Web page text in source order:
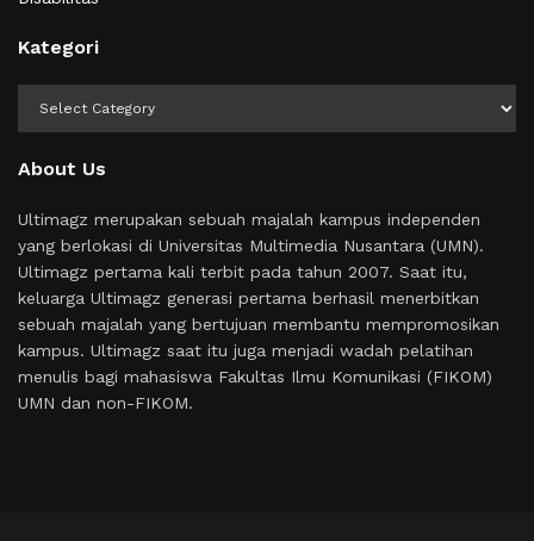
Kategori
About Us
Ultimagz merupakan sebuah majalah kampus independen
yang berlokasi di Universitas Multimedia Nusantara (UMN).
Ultimagz pertama kali terbit pada tahun 2007. Saat itu,
keluarga Ultimagz generasi pertama berhasil menerbitkan
sebuah majalah yang bertujuan membantu mempromosikan
kampus. Ultimagz saat itu juga menjadi wadah pelatihan
menulis bagi mahasiswa Fakultas Ilmu Komunikasi (FIKOM)
UMN dan non-FIKOM.